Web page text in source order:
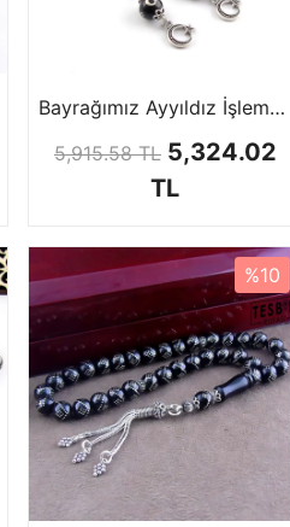
Bayrağımız Ayyıldız İşlemeli Gürcistan Oltu Tesbih
5,915.58 TL 5,324.02
TL
%10